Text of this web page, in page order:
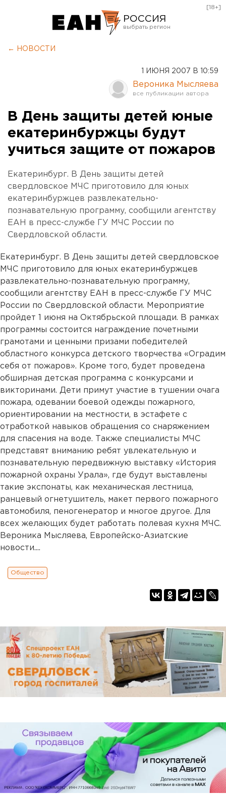
РОССИЯ
Оренбург
[18+]
← НОВОСТИ
1 ИЮНЯ 2007 В 10:59
Вероника Мысляева
В День защиты детей юные
екатеринбуржцы будут
учиться защите от пожаров
Екатеринбург. В День защиты детей
свердловское МЧС приготовило для юных
екатеринбуржцев развлекательно-
познавательную программу, сообщили агентству
ЕАН в пресс-службе ГУ МЧС России по
Свердловской области.
Екатеринбург. В День защиты детей свердловское
МЧС приготовило для юных екатеринбуржцев
развлекательно-познавательную программу,
сообщили агентству ЕАН в пресс-службе ГУ МЧС
России по Свердловской области. Мероприятие
пройдет 1 июня на Октябрьской площади. В рамках
программы состоится награждение почетными
грамотами и ценными призами победителей
областного конкурса детского творчества «Оградим
себя от пожаров». Кроме того, будет проведена
обширная детская программа с конкурсами и
викторинами. Дети примут участие в тушении очага
пожара, одевании боевой одежды пожарного,
ориентировании на местности, в эстафете с
отработкой навыков обращения со снаряжением
для спасения на воде. Также специалисты МЧС
представят вниманию ребят увлекательную и
познавательную передвижную выставку «История
пожарной охраны Урала», где будут выставлены
такие экспонаты, как механическая лестница,
ранцевый огнетушитель, макет первого пожарного
автомобиля, пеногенератор и многое другое. Для
всех желающих будет работать полевая кухня МЧС.
Вероника Мысляева, Европейско-Азиатские
новости....
Общество